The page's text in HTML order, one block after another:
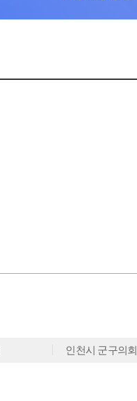
인천시 군구의회